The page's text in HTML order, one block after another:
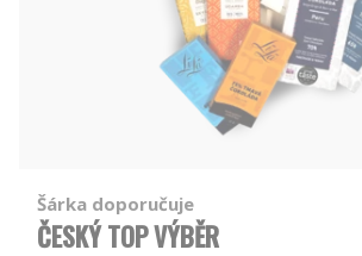
Šárka doporučuje
ČESKÝ TOP VÝBĚR